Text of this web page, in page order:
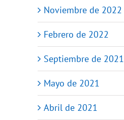
Noviembre de 2022
Febrero de 2022
Septiembre de 2021
Mayo de 2021
Abril de 2021